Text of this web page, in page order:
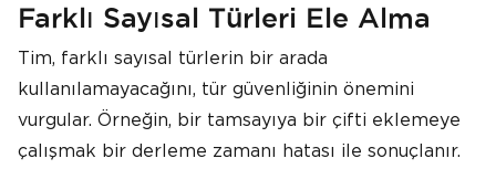
Farklı Sayısal Türleri Ele Alma
Tim, farklı sayısal türlerin bir arada
kullanılamayacağını, tür güvenliğinin önemini
vurgular. Örneğin, bir tamsayıya bir çifti eklemeye
çalışmak bir derleme zamanı hatası ile sonuçlanır.